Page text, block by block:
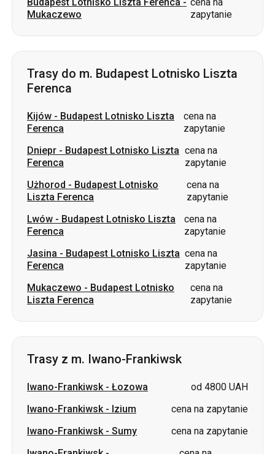
Trasy do m. Budapest Lotnisko Liszta
Ferenca
Kijów-Budapest Lotnisko Liszta
cena na
Dniepr-Budapest Lotnisko Liszta
Użhorod-Budapest Lotnisko
Liszta Ferenca
cena na
zapytanie
Lwów-Budapest Lotnisko Liszta
Ferenca
cena na
zapytanie
Jasina-Budapest Lotnisko Liszta
Ferenca
cena na
zapytanie
Mukaczewo-Budapest Lotnisko
Liszta Ferenca
cena na
zapytanie
Trasy z m. Iwano-Frankiwsk
Iwano-Frankiwsk-Łozowa
od 4800 UAH
Iwano-Frankiwsk-Sumy
cena na zapytanie
Iwano-Frankiwsk-
cena na